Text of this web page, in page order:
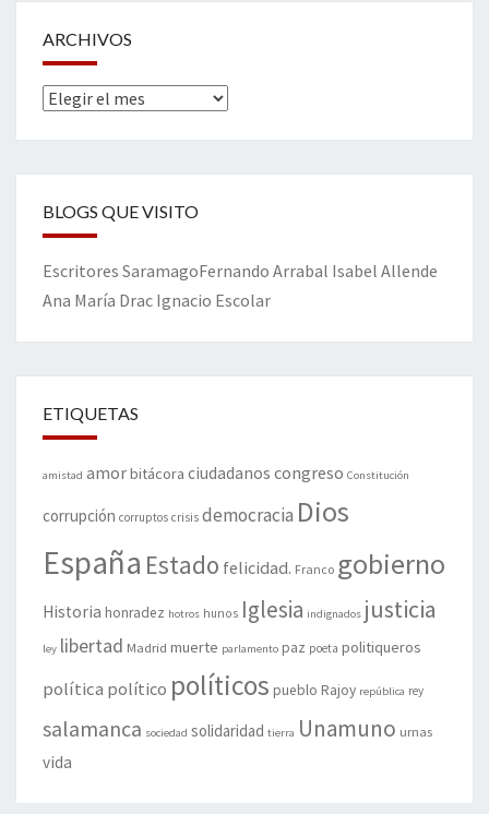
ARCHIVOS
Archivos
BLOGS QUE VISITO
Escritores SaramagoFernando Arrabal Isabel Allende
Ana María Drac Ignacio Escolar
ETIQUETAS
amistad amorbitácora ciudadanos congreso Constitución
corrupción corruptos crisis democracia Dios
España Estado felicidad. Franco gobierno
Historia honradez hotros hunos Iglesia indignados justicia
ley libertad Madrid muerte parlamento paz poeta politiqueros
política político políticos pueblo Rajoy república rey
salamanca sociedad solidaridad tierra Unamuno urnas
vida